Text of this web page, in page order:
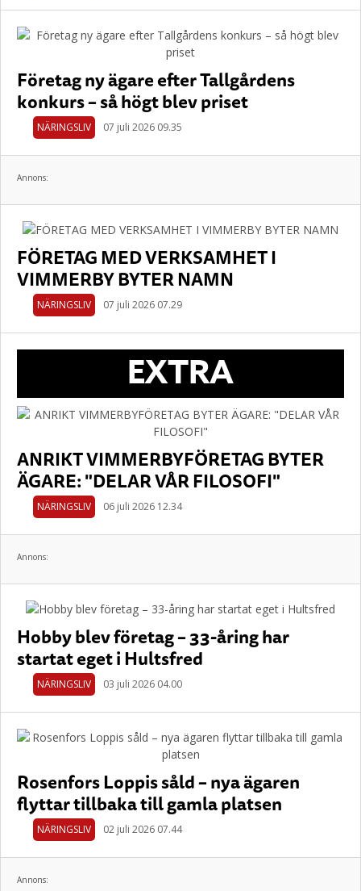
Företag ny ägare efter Tallgårdens
konkurs – så högt blev priset
NÄRINGSLIV 07 juli 2026 09.35
Annons:
FÖRETAG MED VERKSAMHET I
VIMMERBY BYTER NAMN
NÄRINGSLIV 07 juli 2026 07.29
EXTRA
ANRIKT VIMMERBYFÖRETAG BYTER
ÄGARE: "DELAR VÅR FILOSOFI"
NÄRINGSLIV 06 juli 2026 12.34
Annons:
Hobby blev företag – 33-åring har
startat eget i Hultsfred
NÄRINGSLIV 03 juli 2026 04.00
Rosenfors Loppis såld – nya ägaren
flyttar tillbaka till gamla platsen
NÄRINGSLIV 02 juli 2026 07.44
Annons: